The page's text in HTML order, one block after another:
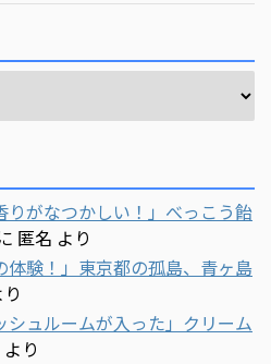
がなつかしい！」べっこう飴
匿名 より
験！」東京都の孤島、青ヶ島
ュルームが入った」クリーム
より